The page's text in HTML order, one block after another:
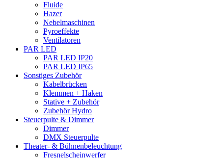
Fluide
Hazer
Nebelmaschinen
Pyroeffekte
Ventilatoren
PAR LED
PAR LED IP20
PAR LED IP65
Sonstiges Zubehör
Kabelbrücken
Klemmen + Haken
Stative + Zubehör
Zubehör Hydro
Steuerpulte & Dimmer
Dimmer
DMX Steuerpulte
Theater- & Bühnenbeleuchtung
Fresnelscheinwerfer